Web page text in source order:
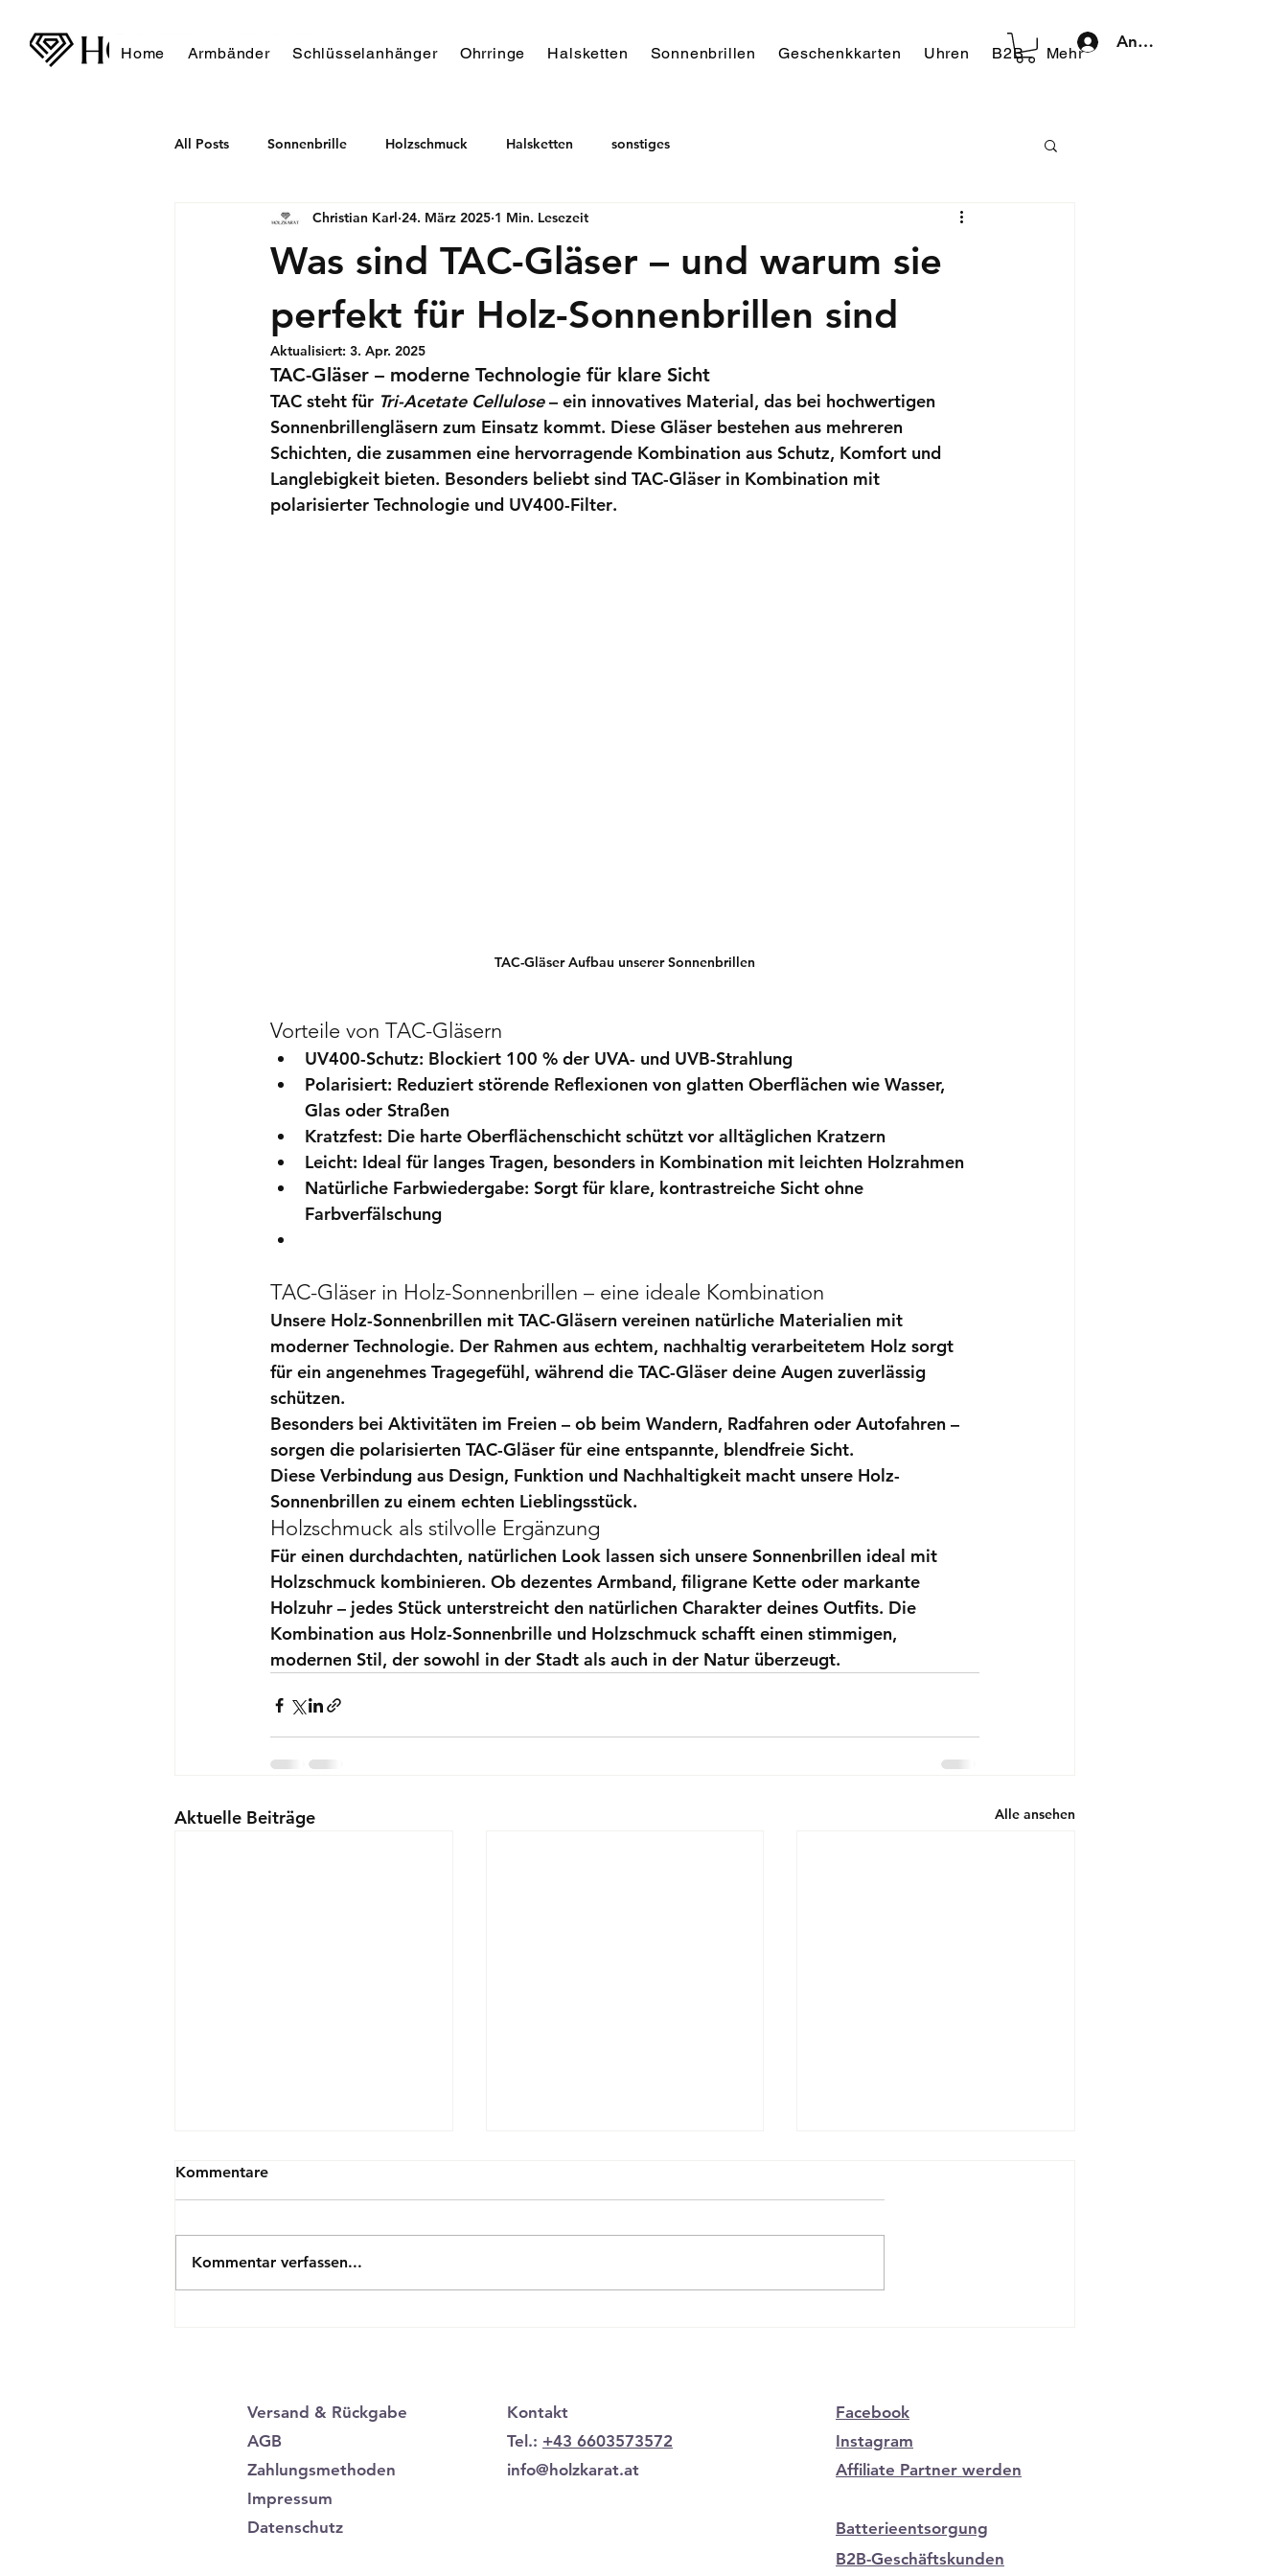
Home Armbänder Schlüsselanhänger Ohrringe Halsketten Sonnenbrillen Geschenkkarten Uhren B2B Mehr
Anmelden
All Posts Sonnenbrille Holzschmuck Halsketten sonstiges
Was sind TAC-Gläser – und warum sie
perfekt für Holz-Sonnenbrillen sind
Christian Karl 24. März 2025 1 Min. Lesezeit
Aktualisiert: 3. Apr. 2025
TAC-Gläser – moderne Technologie für klare Sicht
TAC steht für Tri-Acetate Cellulose – ein innovatives Material, das bei hochwertigen
Sonnenbrillengläsern zum Einsatz kommt. Diese Gläser bestehen aus mehreren
Schichten, die zusammen eine hervorragende Kombination aus Schutz, Komfort und
Langlebigkeit bieten. Besonders beliebt sind TAC-Gläser in Kombination mit
polarisierter Technologie und UV400-Filter.
TAC-Gläser Aufbau unserer Sonnenbrillen
Vorteile von TAC-Gläsern
UV400-Schutz: Blockiert 100 % der UVA- und UVB-Strahlung
Polarisiert: Reduziert störende Reflexionen von glatten Oberflächen wie Wasser,
Glas oder Straßen
Kratzfest: Die harte Oberflächenschicht schützt vor alltäglichen Kratzern
Leicht: Ideal für langes Tragen, besonders in Kombination mit leichten Holzrahmen
Natürliche Farbwiedergabe: Sorgt für klare, kontrastreiche Sicht ohne
Farbverfälschung
TAC-Gläser in Holz-Sonnenbrillen – eine ideale Kombination
Unsere Holz-Sonnenbrillen mit TAC-Gläsern vereinen natürliche Materialien mit
moderner Technologie. Der Rahmen aus echtem, nachhaltig verarbeitetem Holz sorgt
für ein angenehmes Tragegefühl, während die TAC-Gläser deine Augen zuverlässig
schützen.
Besonders bei Aktivitäten im Freien – ob beim Wandern, Radfahren oder Autofahren –
sorgen die polarisierten TAC-Gläser für eine entspannte, blendfreie Sicht.
Diese Verbindung aus Design, Funktion und Nachhaltigkeit macht unsere Holz-
Sonnenbrillen zu einem echten Lieblingsstück.
Holzschmuck als stilvolle Ergänzung
Für einen durchdachten, natürlichen Look lassen sich unsere Sonnenbrillen ideal mit
Holzschmuck kombinieren. Ob dezentes Armband, filigrane Kette oder markante
Holzuhr – jedes Stück unterstreicht den natürlichen Charakter deines Outfits. Die
Kombination aus Holz-Sonnenbrille und Holzschmuck schafft einen stimmigen,
modernen Stil, der sowohl in der Stadt als auch in der Natur überzeugt.
Aktuelle Beiträge Alle ansehen
Kommentare
Kommentar verfassen...
Versand & Rückgabe
AGB
Zahlungsmethoden
Impressum
Datenschutz
Kontakt
Tel.: +43 6603573572
info@holzkarat.at
Facebook
Instagram
Affiliate Partner werden
Batterieentsorgung
B2B-Geschäftskunden